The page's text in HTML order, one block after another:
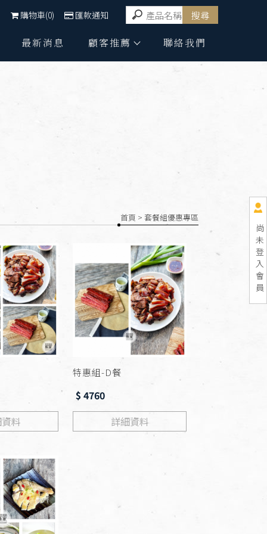
尚
未
登
入
會
員
最新消息 顧客推薦 聯絡我們
購物車(0) 匯款通知
首頁 > 套餐組優惠專區
料
特惠組-D餐
$ 4760
詳細資料